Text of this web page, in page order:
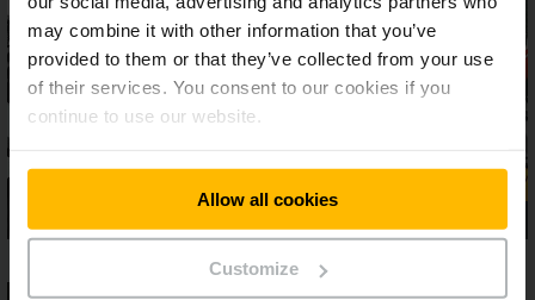
may combine it with other information that you’ve
provided to them or that they’ve collected from your use
of their services. You consent to our cookies if you
continue to use our website.
Allow all cookies
Customize